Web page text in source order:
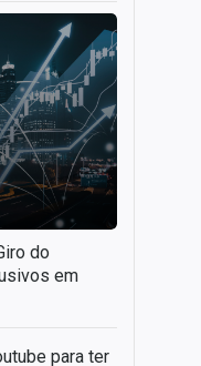
do
em
para ter